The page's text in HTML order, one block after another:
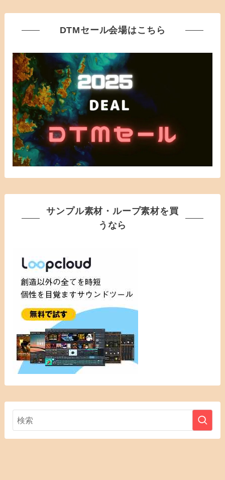
DTMセール会場はこちら
サンプル素材・ループ素材を買
うなら